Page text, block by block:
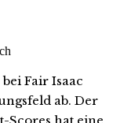
Fair Isaac
ab. Der